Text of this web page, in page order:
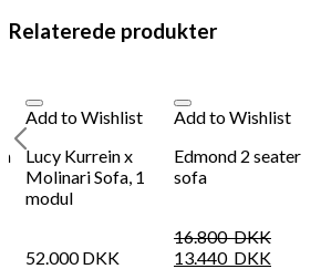
Relaterede produkter
Add to Wishlist
Lucy Kurrein x
Molinari Sofa, 1
modul
52.000DKK
Add to Wishlist
Edmond 2 seater
sofa
16.800DKK
13.440 DKK